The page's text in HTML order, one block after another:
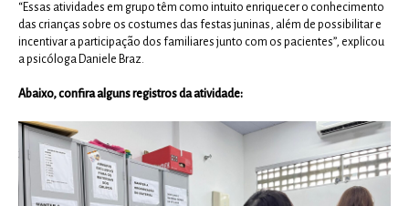
“Essas atividades em grupo têm como intuito enriquecer o conhecimento
das crianças sobre os costumes das festas juninas, além de possibilitar e
incentivar a participação dos familiares junto com os pacientes”, explicou
a psicóloga Daniele Braz.
Abaixo, confira alguns registros da atividade: